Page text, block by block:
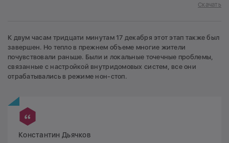
Скачать
К двум часам тридцати минутам 17 декабря этот этап также был
завершен. Но тепло в прежнем объеме многие жители
почувствовали раньше. Были и локальные точечные проблемы,
связанные с настройкой внутридомовых систем, все они
отрабатывались в режиме нон-стоп.
Константин Дьячков